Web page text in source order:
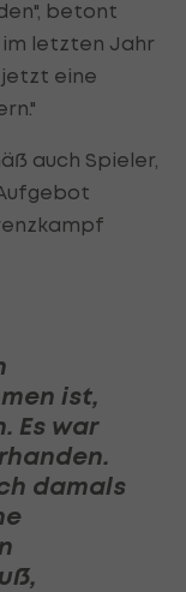
betont
im letzten Jahr
jetzt eine
auch Spieler,
ist,
Es war
damals